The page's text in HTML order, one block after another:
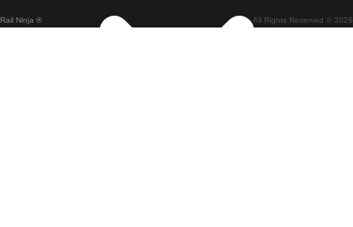
Treni Da Braga A Lisbona
Rail Ninja ® All Rights Reserved © 2026